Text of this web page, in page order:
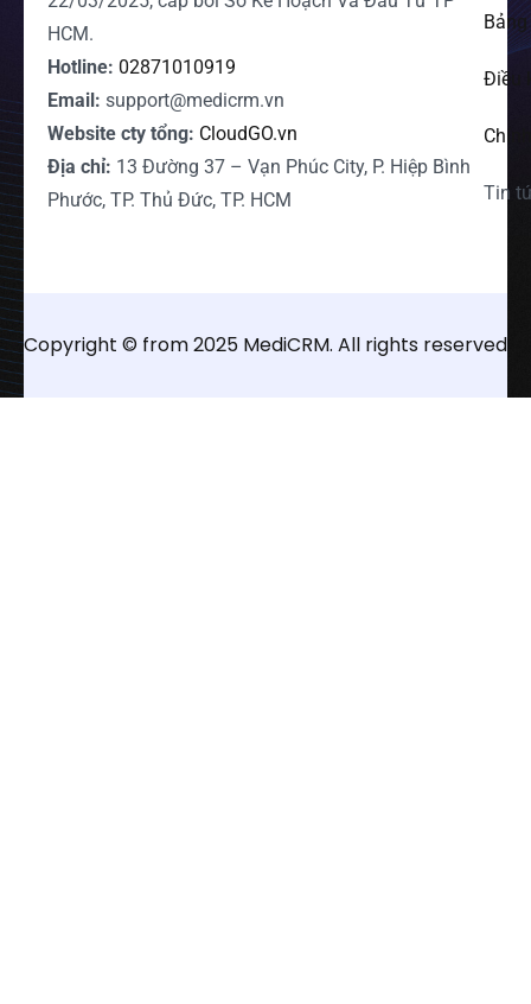
HCM.
Hotline: 02871010919
Email: support@medicrm.vn
Website cty tổng: CloudGO.vn
Địa chỉ: 13 Đường 37 – Vạn Phúc City, P. Hiệp Bình
Phước, TP. Thủ Đức, TP. HCM
Điều
Tin
Copyright © from 2025 MediCRM. All rights reserved